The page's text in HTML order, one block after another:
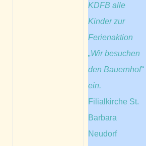
KDFB alle
Kinder zur
Ferienaktion
„Wir besuchen
den Bauernhof“
ein.
Filialkirche St.
Barbara
Neudorf